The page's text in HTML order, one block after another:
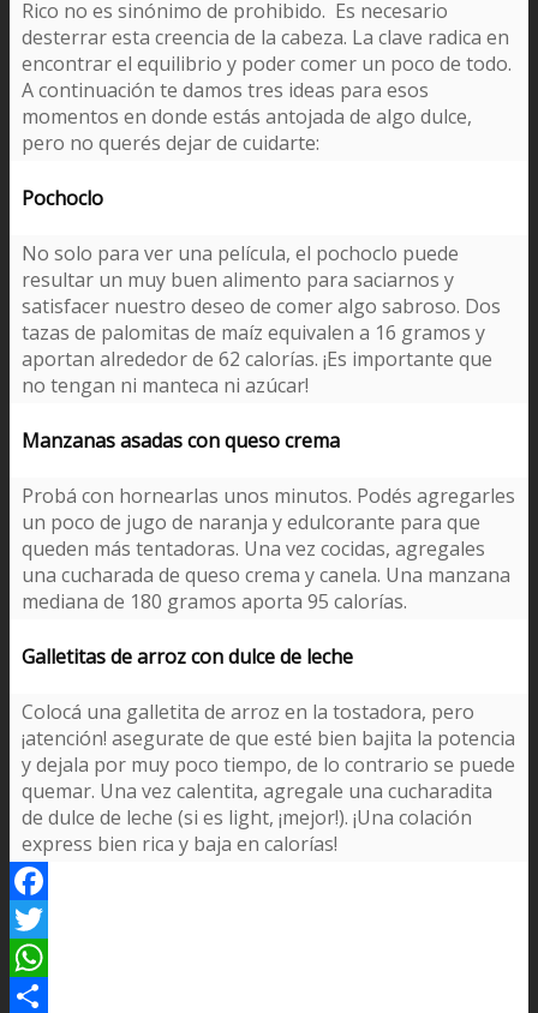
Rico no es sinónimo de prohibido. Es necesario
desterrar esta creencia de la cabeza. La clave radica en
encontrar el equilibrio y poder comer un poco de todo.
A continuación te damos tres ideas para esos
momentos en donde estás antojada de algo dulce,
pero no querés dejar de cuidarte:
Pochoclo
No solo para ver una película, el pochoclo puede
resultar un muy buen alimento para saciarnos y
satisfacer nuestro deseo de comer algo sabroso. Dos
tazas de palomitas de maíz equivalen a 16 gramos y
aportan alrededor de 62 calorías. ¡Es importante que
no tengan ni manteca ni azúcar!
Manzanas asadas con queso crema
Probá con hornearlas unos minutos. Podés agregarles
un poco de jugo de naranja y edulcorante para que
queden más tentadoras. Una vez cocidas, agregales
una cucharada de queso crema y canela. Una manzana
mediana de 180 gramos aporta 95 calorías.
Galletitas de arroz con dulce de leche
Colocá una galletita de arroz en la tostadora, pero
¡atención! asegurate de que esté bien bajita la potencia
y dejala por muy poco tiempo, de lo contrario se puede
quemar. Una vez calentita, agregale una cucharadita
de dulce de leche (si es light, ¡mejor!). ¡Una colación
express bien rica y baja en calorías!
Facebook
Twitter
WhatsApp